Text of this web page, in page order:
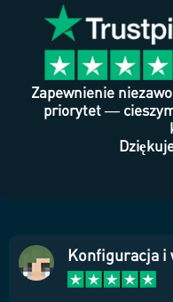
Zapewnienie
priorytet —
Konfiguracja i